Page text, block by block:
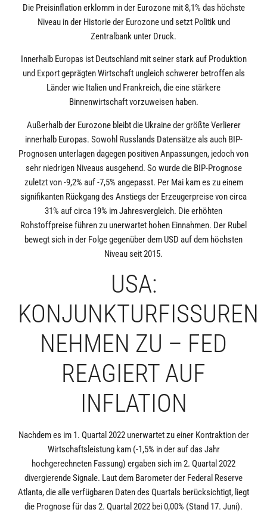
Die Preisinflation erklomm in der Eurozone mit 8,1% das höchste
Niveau in der Historie der Eurozone und setzt Politik und
Zentralbank unter Druck.
Innerhalb Europas ist Deutschland mit seiner stark auf Produktion
und Export geprägten Wirtschaft ungleich schwerer betroffen als
Länder wie Italien und Frankreich, die eine stärkere
Binnenwirtschaft vorzuweisen haben.
Außerhalb der Eurozone bleibt die Ukraine der größte Verlierer
innerhalb Europas. Sowohl Russlands Datensätze als auch BIP-
Prognosen unterlagen dagegen positiven Anpassungen, jedoch von
sehr niedrigen Niveaus ausgehend. So wurde die BIP-Prognose
zuletzt von -9,2% auf -7,5% angepasst. Per Mai kam es zu einem
signifikanten Rückgang des Anstiegs der Erzeugerpreise von circa
31% auf circa 19% im Jahresvergleich. Die erhöhten
Rohstoffpreise führen zu unerwartet hohen Einnahmen. Der Rubel
bewegt sich in der Folge gegenüber dem USD auf dem höchsten
Niveau seit 2015.
USA:
KONJUNKTURFISSUREN
NEHMEN ZU – FED
REAGIERT AUF
INFLATION
Nachdem es im 1. Quartal 2022 unerwartet zu einer Kontraktion der
Wirtschaftsleistung kam (-1,5% in der auf das Jahr
hochgerechneten Fassung) ergaben sich im 2. Quartal 2022
divergierende Signale. Laut dem Barometer der Federal Reserve
Atlanta, die alle verfügbaren Daten des Quartals berücksichtigt, liegt
die Prognose für das 2. Quartal 2022 bei 0,00% (Stand 17. Juni).